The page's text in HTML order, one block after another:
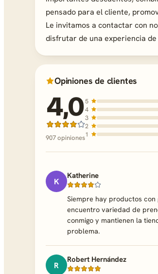
pensado para el cliente,
Le invitamos a contactar con
disfrutar de una experiencia
Opiniones de clientes
4,0
907 opiniones
5
4
3
2
1
K
Katherine
Siempre hay productos con
encuentro variedad de
conmigo y mantienen la
problema.
R
Robert Hernández